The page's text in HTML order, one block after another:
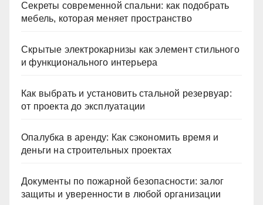
Секреты современной спальни: как подобрать
мебель, которая меняет пространство
Скрытые электрокарнизы как элемент стильного
и функционального интерьера
Как выбрать и установить стальной резервуар:
от проекта до эксплуатации
Опалубка в аренду: Как сэкономить время и
деньги на строительных проектах
Документы по пожарной безопасности: залог
защиты и уверенности в любой организации